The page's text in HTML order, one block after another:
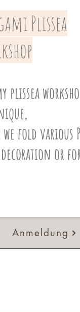
Plissea
plissea
fold various
or
Anmeldung